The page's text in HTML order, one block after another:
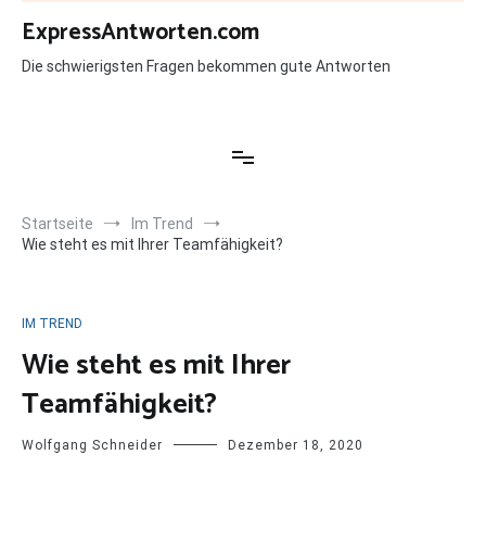
Zum
Inhalt
springen
ExpressAntworten.com
Die schwierigsten Fragen bekommen gute Antworten
Startseite
Im Trend
Wie steht es mit Ihrer Teamfähigkeit?
IM TREND
Wie steht es mit Ihrer
Teamfähigkeit?
Wolfgang Schneider Dezember 18, 2020